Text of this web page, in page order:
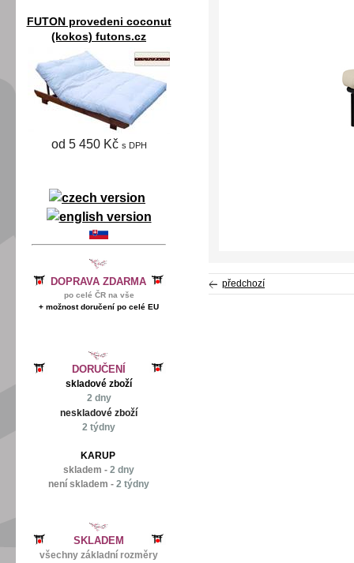
předchozí
FUTON provedeni coconut
(kokos) futons.cz
od 5 450 Kč s DPH
DOPRAVA ZDARMA
po celé ČR na vše
+ možnost doručení po celé EU
DORUČENÍ
skladové zboží
2 dny
neskladové zboží
2 týdny
KARUP
skladem - 2 dny
není skladem - 2 týdny
SKLADEM
všechny základní rozměry